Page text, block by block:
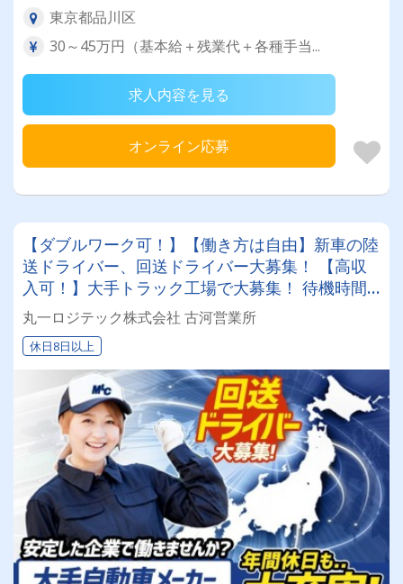
東京都品川区
30～45万円（基本給＋残業代＋各種手当...
求人内容を見る
オンライン応募
【ダブルワーク可！】【働き方は自由】新車の陸
送ドライバー、回送ドライバー大募集！ 【高収
入可！】大手トラック工場で大募集！ 待機時間
もなく身体の負担が少ないお仕事♬★休みと収入
のバランスは好きなように選べます★
丸一ロジテック株式会社 古河営業所
休日8日以上